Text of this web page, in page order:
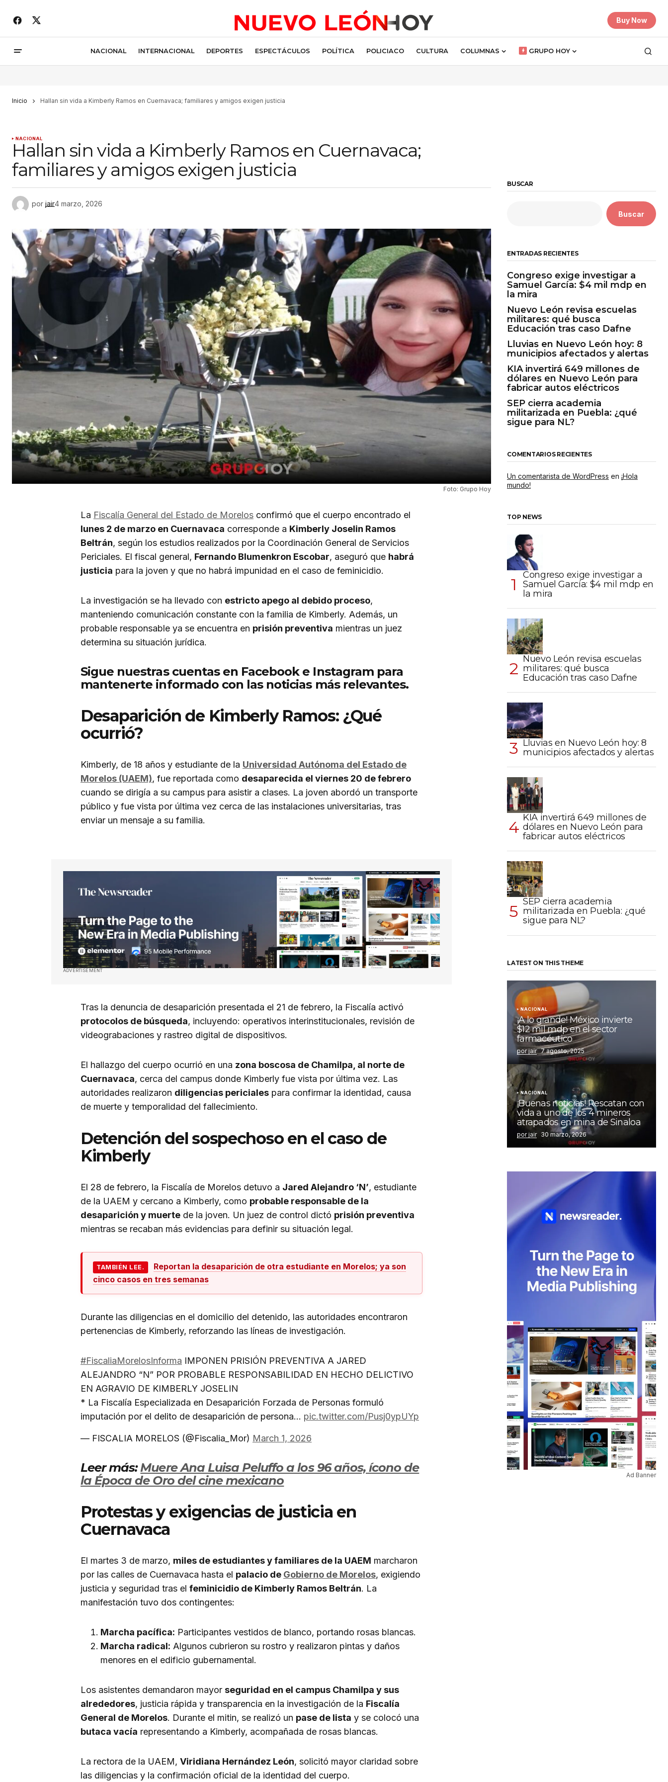
Buy Now
NACIONAL INTERNACIONAL DEPORTES ESPECTÁCULOS POLÍTICA POLICIACO CULTURA COLUMNAS GRUPO HOY
Inicio Hallan sin vida a Kimberly Ramos en Cuernavaca; familiares y amigos exigen justicia
NACIONAL
Hallan sin vida a Kimberly Ramos en Cuernavaca;
familiares y amigos exigen justicia
por jair4 marzo, 2026
Foto: Grupo Hoy
La Fiscalía General del Estado de Morelos confirmó que el cuerpo encontrado el
lunes 2 de marzo en Cuernavaca corresponde a Kimberly Joselin Ramos
Beltrán, según los estudios realizados por la Coordinación General de Servicios
Periciales. El fiscal general, Fernando Blumenkron Escobar, aseguró que habrá
justicia para la joven y que no habrá impunidad en el caso de feminicidio.
La investigación se ha llevado con estricto apego al debido proceso,
manteniendo comunicación constante con la familia de Kimberly. Además, un
probable responsable ya se encuentra en prisión preventiva mientras un juez
determina su situación jurídica.
Sigue nuestras cuentas en Facebook e Instagram para
mantenerte informado con las noticias más relevantes.
Desaparición de Kimberly Ramos: ¿Qué
ocurrió?
Kimberly, de 18 años y estudiante de la Universidad Autónoma del Estado de
Morelos (UAEM), fue reportada como desaparecida el viernes 20 de febrero
cuando se dirigía a su campus para asistir a clases. La joven abordó un transporte
público y fue vista por última vez cerca de las instalaciones universitarias, tras
enviar un mensaje a su familia.
ADVERTISEMENT
Tras la denuncia de desaparición presentada el 21 de febrero, la Fiscalía activó
protocolos de búsqueda, incluyendo: operativos interinstitucionales, revisión de
videograbaciones y rastreo digital de dispositivos.
El hallazgo del cuerpo ocurrió en una zona boscosa de Chamilpa, al norte de
Cuernavaca, cerca del campus donde Kimberly fue vista por última vez. Las
autoridades realizaron diligencias periciales para confirmar la identidad, causa
de muerte y temporalidad del fallecimiento.
Detención del sospechoso en el caso de
Kimberly
El 28 de febrero, la Fiscalía de Morelos detuvo a Jared Alejandro ‘N’, estudiante
de la UAEM y cercano a Kimberly, como probable responsable de la
desaparición y muerte de la joven. Un juez de control dictó prisión preventiva
mientras se recaban más evidencias para definir su situación legal.
TAMBIÉN LEE.
Reportan la desaparición de otra estudiante en Morelos; ya son
cinco casos en tres semanas
Durante las diligencias en el domicilio del detenido, las autoridades encontraron
pertenencias de Kimberly, reforzando las líneas de investigación.
#FiscaliaMorelosInforma IMPONEN PRISIÓN PREVENTIVA A JARED
ALEJANDRO “N” POR PROBABLE RESPONSABILIDAD EN HECHO DELICTIVO
EN AGRAVIO DE KIMBERLY JOSELIN
* La Fiscalía Especializada en Desaparición Forzada de Personas formuló
imputación por el delito de desaparición de persona… pic.twitter.com/Pusj0ypUYp
— FISCALIA MORELOS (@Fiscalia_Mor) March 1, 2026
Leer más:Muere Ana Luisa Peluffo a los 96 años, ícono de
la Época de Oro del cine mexicano
Protestas y exigencias de justicia en
Cuernavaca
El martes 3 de marzo, miles de estudiantes y familiares de la UAEM marcharon
por las calles de Cuernavaca hasta el palacio de Gobierno de Morelos, exigiendo
justicia y seguridad tras el feminicidio de Kimberly Ramos Beltrán. La
manifestación tuvo dos contingentes:
Marcha pacífica: Participantes vestidos de blanco, portando rosas blancas.
Marcha radical: Algunos cubrieron su rostro y realizaron pintas y daños
menores en el edificio gubernamental.
Los asistentes demandaron mayor seguridad en el campus Chamilpa y sus
alrededores, justicia rápida y transparencia en la investigación de la Fiscalía
General de Morelos. Durante el mitin, se realizó un pase de lista y se colocó una
butaca vacía representando a Kimberly, acompañada de rosas blancas.
La rectora de la UAEM, Viridiana Hernández León, solicitó mayor claridad sobre
las diligencias y la confirmación oficial de la identidad del cuerpo.
BUSCAR
Buscar
ENTRADAS RECIENTES
Congreso exige investigar a
Samuel García: $4 mil mdp en
la mira
Nuevo León revisa escuelas
militares: qué busca
Educación tras caso Dafne
Lluvias en Nuevo León hoy: 8
municipios afectados y alertas
KIA invertirá 649 millones de
dólares en Nuevo León para
fabricar autos eléctricos
SEP cierra academia
militarizada en Puebla: ¿qué
sigue para NL?
COMENTARIOS RECIENTES
Un comentarista de WordPress en ¡Hola
mundo!
TOP NEWS
Congreso exige investigar a
Samuel García: $4 mil mdp en
la mira
Nuevo León revisa escuelas
militares: qué busca
Educación tras caso Dafne
Lluvias en Nuevo León hoy: 8
municipios afectados y alertas
KIA invertirá 649 millones de
dólares en Nuevo León para
fabricar autos eléctricos
SEP cierra academia
militarizada en Puebla: ¿qué
sigue para NL?
LATEST ON THIS THEME
NACIONAL
¡A lo grande! México invierte
$12 mil mdp en el sector
farmacéutico
por jair 7 agosto, 2025
NACIONAL
¡Buenas noticias! Rescatan con
vida a uno de los 4 mineros
atrapados en mina de Sinaloa
por jair 30 marzo, 2026
Ad Banner